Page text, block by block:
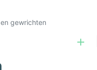
gewrichten